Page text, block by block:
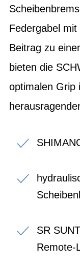
Federgabel
Beitrag zu
bieten die
optimalen Grip
SR
Remote-